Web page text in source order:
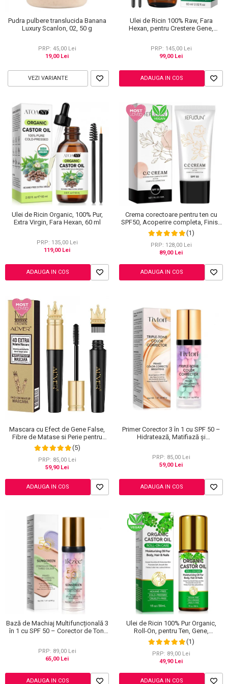
Scrub / Balsam de buze
Pudra pulbere translucida Banana
Luxury Scanlon, 02, 50 g
PRP: 45,00 Lei
19,00 Lei
VEZI VARIANTE
Ulei de Ricin 100% Raw, Fara
Hexan, pentru Crestere Gene,
PRP: 145,00 Lei
99,00 Lei
ADAUGA IN COS
Ulei de Ricin Organic, 100% Pur,
Extra Virgin, Fara Hexan, 60 ml
PRP: 135,00 Lei
119,00 Lei
ADAUGA IN COS
Crema corectoare pentru ten cu
SPF50, Acoperire completa, Finish
mat, Rezistenta, Anti Roseata, CC
Cream Sefudun, 30 ml
(1)
PRP: 128,00 Lei
89,00 Lei
ADAUGA IN COS
Mascara cu Efect de Gene False,
Fibre de Matase si Perie pentru
Curbare, Aliver 4D Extra Volume,
Waterproof, Negru,10 g
(5)
PRP: 85,00 Lei
59,90 Lei
ADAUGA IN COS
Primer Corector 3 în 1 cu SPF 50 –
Hidratează, Matifiază și
PRP: 85,00 Lei
59,00 Lei
ADAUGA IN COS
Bază de Machiaj Multifuncțională 3
în 1 cu SPF 50 – Corector de Ton,
PRP: 89,00 Lei
65,00 Lei
ADAUGA IN COS
Ulei de Ricin 100% Pur Organic,
Roll-On, pentru Ten, Gene,
Sprancene, Unghii, 30 ml
(1)
PRP: 89,00 Lei
49,90 Lei
ADAUGA IN COS